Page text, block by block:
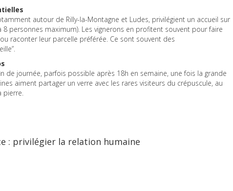
autour de Rilly-la-Montagne et Ludes, privilégient un accueil sur
personnes maximum). Les vignerons en profitent souvent pour faire
raconter leur parcelle préférée. Ce sont souvent des
de journée, parfois possible après 18h en semaine, une fois la grande
aiment partager un verre avec les rares visiteurs du crépuscule, au
pierre.
: privilégier la relation humaine